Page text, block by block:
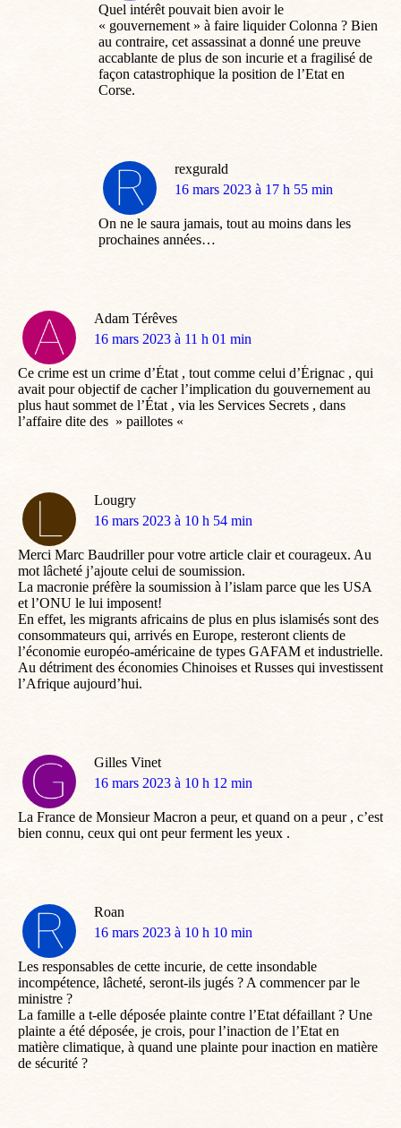
Quel intérêt pouvait bien avoir le
« gouvernement » à faire liquider Colonna ? Bien
au contraire, cet assassinat a donné une preuve
accablante de plus de son incurie et a fragilisé de
façon catastrophique la position de l’Etat en
Corse.
rexgurald
dit
16 mars 2023 à 17 h 55 min
On ne le saura jamais, tout au moins dans les
prochaines années…
Adam Térêves
dit
16 mars 2023 à 11 h 01 min
Ce crime est un crime d’État , tout comme celui d’Érignac , qui
avait pour objectif de cacher l’implication du gouvernement au
plus haut sommet de l’État , via les Services Secrets , dans
l’affaire dite des » paillotes «
Lougry
dit
16 mars 2023 à 10 h 54 min
Merci Marc Baudriller pour votre article clair et courageux. Au
mot lâcheté j’ajoute celui de soumission.
La macronie préfère la soumission à l’islam parce que les USA
et l’ONU le lui imposent!
En effet, les migrants africains de plus en plus islamisés sont des
consommateurs qui, arrivés en Europe, resteront clients de
l’économie européo-américaine de types GAFAM et industrielle.
Au détriment des économies Chinoises et Russes qui investissent
l’Afrique aujourd’hui.
Gilles Vinet
dit
16 mars 2023 à 10 h 12 min
La France de Monsieur Macron a peur, et quand on a peur , c’est
bien connu, ceux qui ont peur ferment les yeux .
Roan
dit
16 mars 2023 à 10 h 10 min
Les responsables de cette incurie, de cette insondable
incompétence, lâcheté, seront-ils jugés ? A commencer par le
ministre ?
La famille a t-elle déposée plainte contre l’Etat défaillant ? Une
plainte a été déposée, je crois, pour l’inaction de l’Etat en
matière climatique, à quand une plainte pour inaction en matière
de sécurité ?